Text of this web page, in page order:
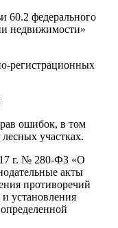
60.2 федерального
недвижимости»
регистрационных
ошибок, в том
участках.
г. № 280-ФЗ «О
акты
противоречий
и установления